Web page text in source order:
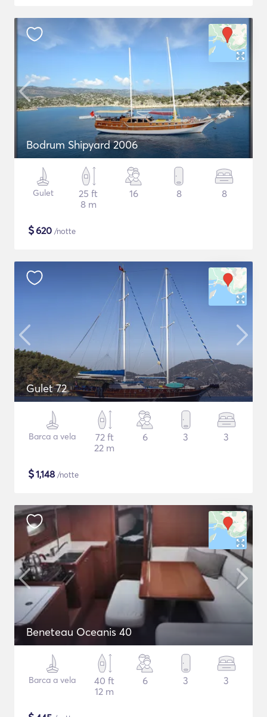
Bodrum Shipyard 2006
Gulet
25 ft
8 m
16 8 8
$620 /notte
Gulet 72
Barca a vela
72 ft
22 m
6 3 3
$1,148 /notte
Beneteau Oceanis 40
Barca a vela
40 ft
12 m
6 3 3